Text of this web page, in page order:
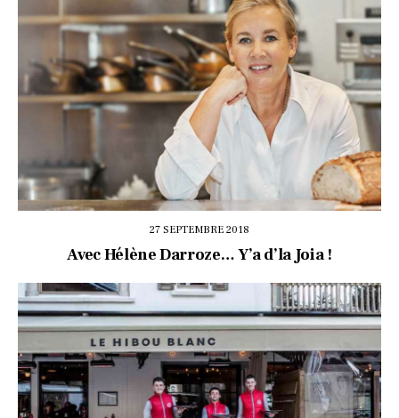
27 SEPTEMBRE 2018
Avec Hélène Darroze… Y’a d’la Joia !